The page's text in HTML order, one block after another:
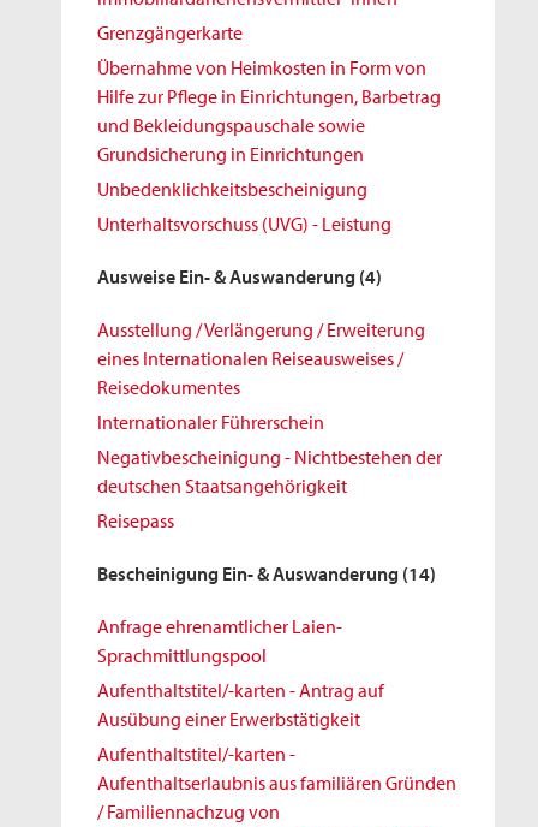
Grenzgängerkarte
Übernahme von Heimkosten in Form von
Hilfe zur Pflege in Einrichtungen, Barbetrag
und Bekleidungspauschale sowie
Grundsicherung in Einrichtungen
Unbedenklichkeitsbescheinigung
Unterhaltsvorschuss (UVG) - Leistung
Ausweise Ein- & Auswanderung (4)
Ausstellung / Verlängerung / Erweiterung
eines Internationalen Reiseausweises /
Reisedokumentes
Internationaler Führerschein
Negativbescheinigung - Nichtbestehen der
deutschen Staatsangehörigkeit
Reisepass
Bescheinigung Ein- & Auswanderung (14)
Anfrage ehrenamtlicher Laien-
Sprachmittlungspool
Aufenthaltstitel/-karten - Antrag auf
Ausübung einer Erwerbstätigkeit
Aufenthaltstitel/-karten -
Aufenthaltserlaubnis aus familiären Gründen
/ Familiennachzug von